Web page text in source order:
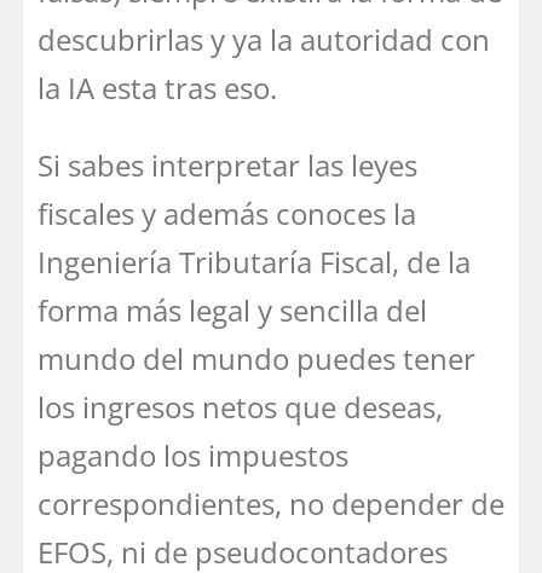
descubrirlas y ya la autoridad con
la IA esta tras eso.
Si sabes interpretar las leyes
fiscales y además conoces la
Ingeniería Tributaría Fiscal, de la
forma más legal y sencilla del
mundo del mundo puedes tener
los ingresos netos que deseas,
pagando los impuestos
correspondientes, no depender de
EFOS, ni de pseudocontadores